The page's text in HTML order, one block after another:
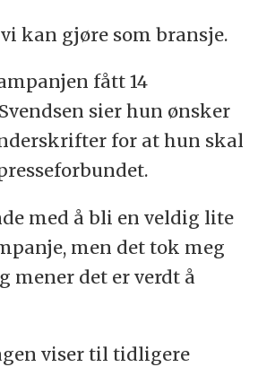
kan gjøre som bransje.
fått 14
sier hun ønsker
for at hun skal
med å bli en veldig lite
men det tok meg
mener det er verdt å
viser til tidligere